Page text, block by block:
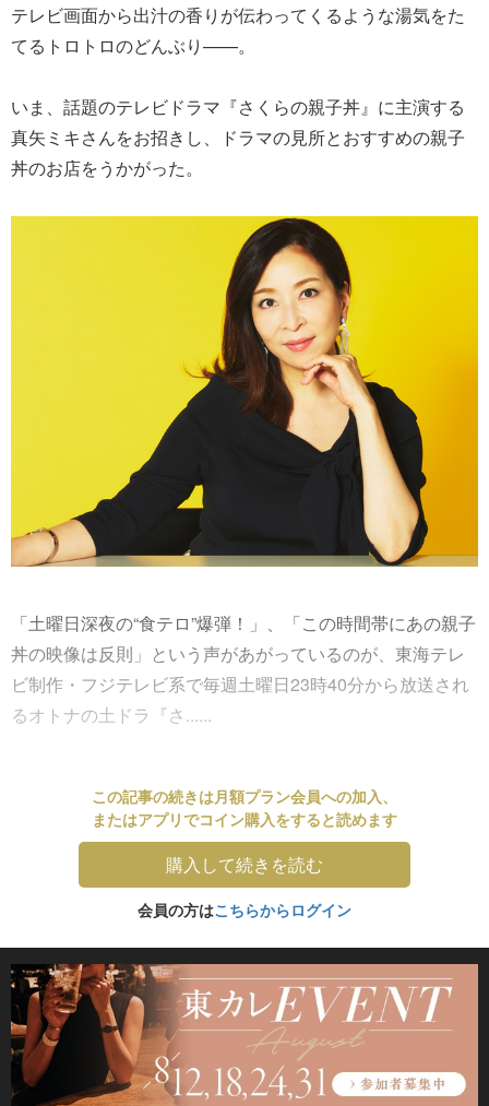
テレビ画面から出汁の香りが伝わってくるような湯気をた
てるトロトロのどんぶり——。
いま、話題のテレビドラマ『さくらの親子丼』に主演する
真矢ミキさんをお招きし、ドラマの見所とおすすめの親子
丼のお店をうかがった。
「土曜日深夜の“食テロ”爆弾！」、「この時間帯にあの親子
丼の映像は反則」という声があがっているのが、東海テレ
ビ制作・フジテレビ系で毎週土曜日23時40分から放送され
るオトナの土ドラ『さ......
この記事の続きは月額プラン会員への加入、
またはアプリでコイン購入をすると読めます
購入して続きを読む
会員の方はこちらからログイン